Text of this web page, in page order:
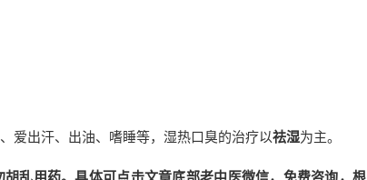
爱出汗、出油、嗜睡等，湿热口臭的治疗以祛湿为主。